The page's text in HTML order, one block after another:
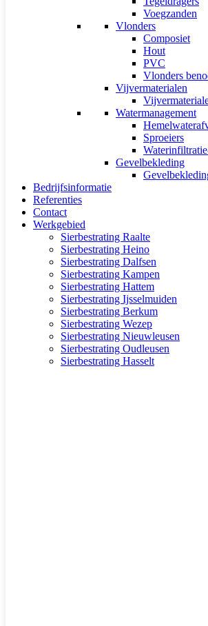
Voegzanden
Vlonders
Composiet
Hout
PVC
Vlonders
Vijvermaterialen
Watermanagement
Sproeiers
Gevelbekleding
Bedrijfsinformatie
Referenties
Contact
Werkgebied
Sierbestrating Raalte
Sierbestrating Heino
Sierbestrating Dalfsen
Sierbestrating Kampen
Sierbestrating Hattem
Sierbestrating Ijsselmuiden
Sierbestrating Berkum
Sierbestrating Wezep
Sierbestrating Nieuwleusen
Sierbestrating Oudleusen
Sierbestrating Hasselt